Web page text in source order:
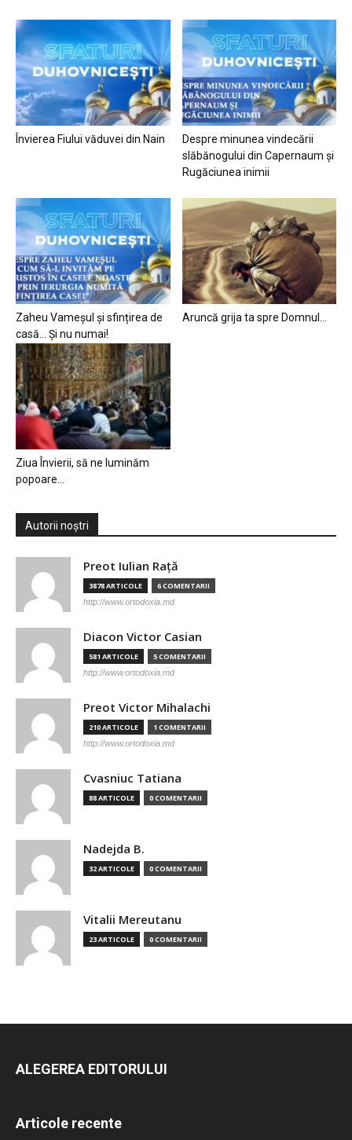
Învierea Fiului văduvei din Nain
Despre minunea vindecării
slăbănogului din Capernaum și
Rugăciunea inimii
Zaheu Vameșul și sfințirea de
casă… Și nu numai!
Aruncă grija ta spre Domnul…
Ziua Învierii, să ne luminăm
popoare…
Autorii noștri
Preot Iulian Raţă
3878 ARTICOLE 6 COMENTARII
http://www.ortodoxia.md
Diacon Victor Casian
581 ARTICOLE 5 COMENTARII
http://www.ortodoxia.md
Preot Victor Mihalachi
210 ARTICOLE 1 COMENTARII
http://www.ortodoxia.md
Cvasniuc Tatiana
88 ARTICOLE 0 COMENTARII
Nadejda B.
32 ARTICOLE 0 COMENTARII
Vitalii Mereutanu
23 ARTICOLE 0 COMENTARII
ALEGEREA EDITORULUI
Articole recente